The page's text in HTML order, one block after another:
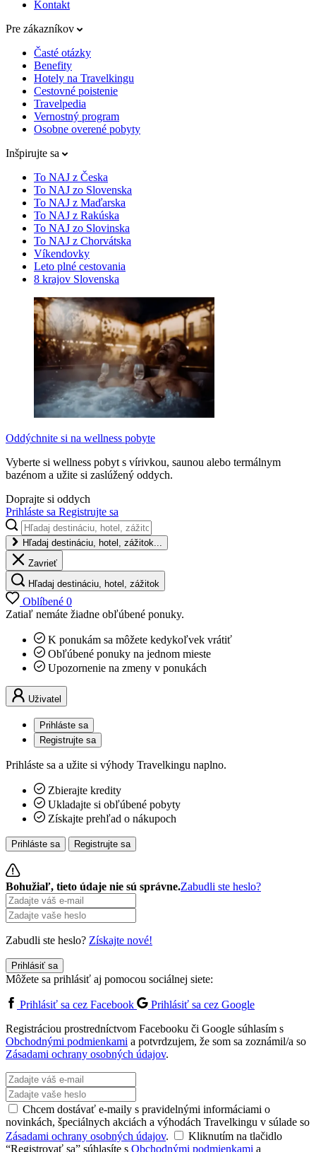
Kontakt
Pre zákazníkov
Časté otázky
Benefity
Hotely na Travelkingu
Cestovné poistenie
Travelpedia
Vernostný program
Osobne overené pobyty
Inšpirujte sa
To NAJ z Česka
To NAJ zo Slovenska
To NAJ z Maďarska
To NAJ z Rakúska
To NAJ zo Slovinska
To NAJ z Chorvátska
Víkendovky
Leto plné cestovania
8 krajov Slovenska
Oddýchnite si na wellness pobyte
Vyberte si wellness pobyt s vírivkou, saunou alebo termálnym
bazénom a užite si zaslúžený oddych.
Doprajte si oddych
Prihláste sa Registrujte sa
Hľadaj destináciu, hotel, zážitok...
Zavrieť
Hľadaj destináciu, hotel, zážitok
Oblíbené 0
Zatiaľ nemáte žiadne obľúbené ponuky.
K ponukám sa môžete kedykoľvek vrátiť
Obľúbené ponuky na jednom mieste
Upozornenie na zmeny v ponukách
Uživatel
Prihláste sa
Registrujte sa
Prihláste sa a užite si výhody Travelkingu naplno.
Zbierajte kredity
Ukladajte si obľúbené pobyty
Získajte prehľad o nákupoch
Prihláste sa Registrujte sa
Bohužiaľ, tieto údaje nie sú správne.Zabudli ste heslo?
Zabudli ste heslo? Získajte nové!
Prihlásiť sa
Môžete sa prihlásiť aj pomocou sociálnej siete:
Prihlásiť sa cez Facebook
Prihlásiť sa cez Google
Registráciou prostredníctvom Facebooku či Google súhlasím s
Obchodnými podmienkami a potvrdzujem, že som sa zoznámil/a so
Zásadami ochrany osobných údajov.
Chcem dostávať e-maily s pravidelnými informáciami o
novinkách, špeciálnych akciách a výhodách Travelkingu v súlade so
Zásadami ochrany osobných údajov.
Kliknutím na tlačidlo
“Registrovať sa” súhlasíte s Obchodnými podmienkami a